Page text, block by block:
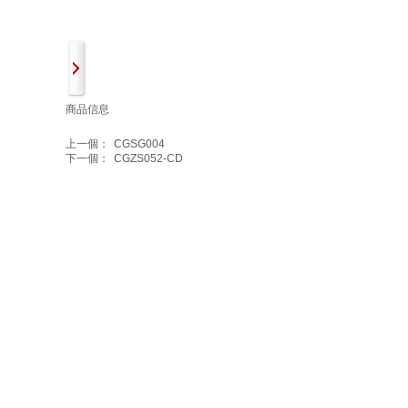
商品信息
上一個：
CGSG004
下一個：
CGZS052-CD